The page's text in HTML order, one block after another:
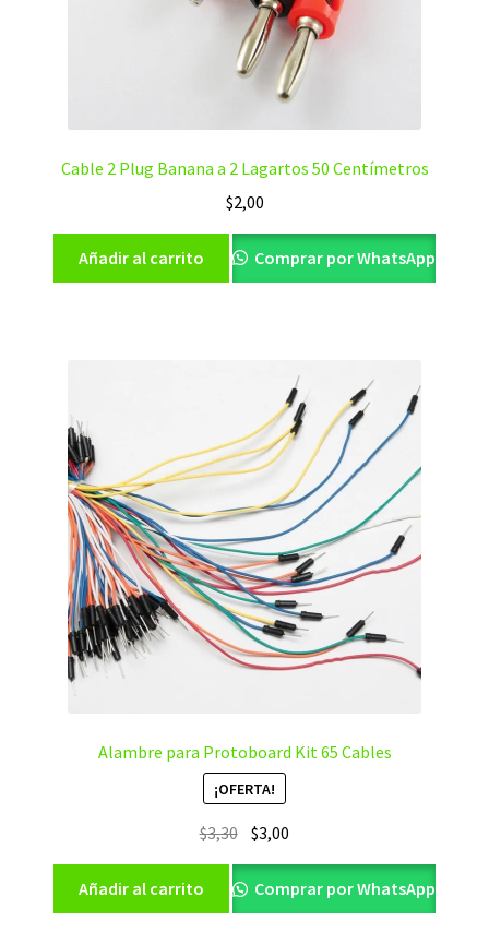
Cable 2 Plug Banana a 2 Lagartos 50 Centímetros
$2,00
Añadir al carrito Comprar por WhatsApp
Alambre para Protoboard Kit 65 Cables
¡OFERTA!
$3,30 El
precio
original
era:
$3,00
precio
actual
es:
Añadir al carrito Comprar por WhatsApp